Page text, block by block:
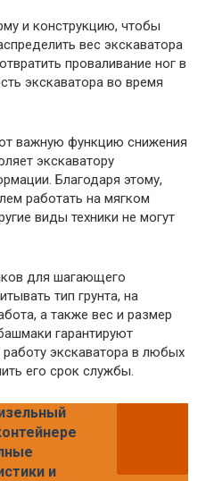
и конструкцию, чтобы
вес экскаватора
проваливание ног в
экскаватора во время
важную функцию снижения
экскаватору
Благодаря этому,
работать на мягком
виды техники не могут
для шагающего
тип грунта, на
а также вес и размер
гарантируют
экскаватора в любых
его срок службы.
и